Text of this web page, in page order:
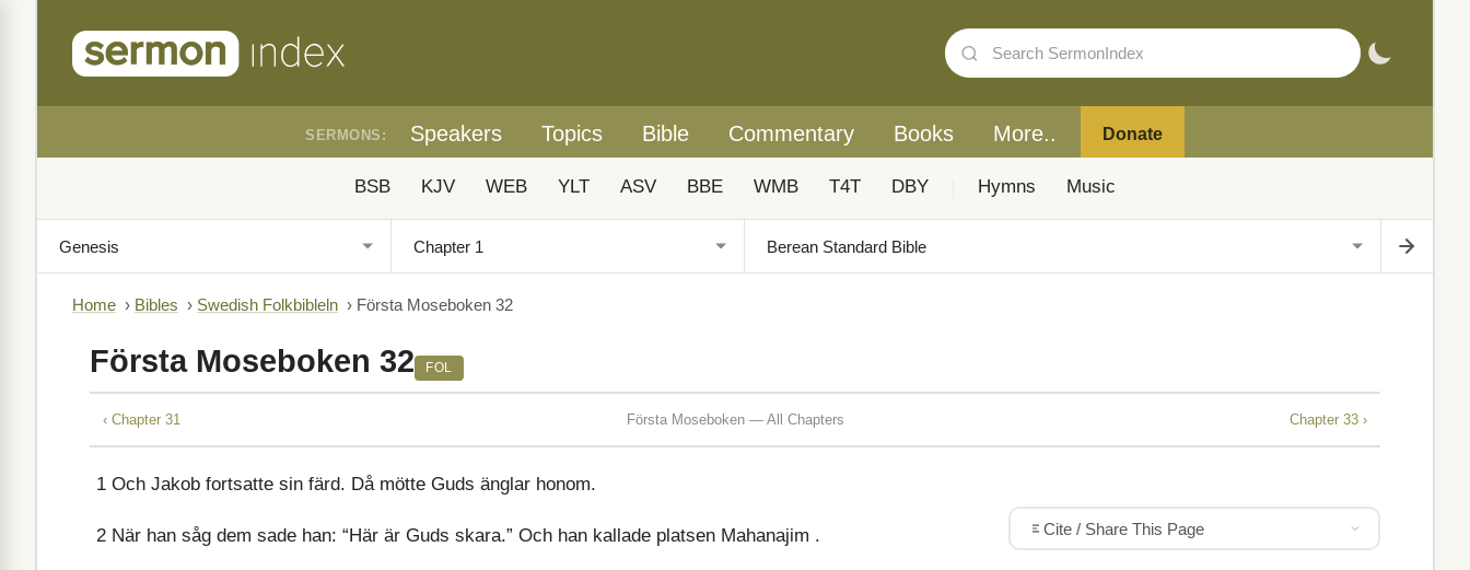
SERMONS: Speakers Topics Bible Commentary Books More.. Donate
BSB KJV WEB YLT ASV BBE WMB T4T DBY Hymns Music
Home › Bibles › Swedish Folkbibleln › Första Moseboken 32
Första Moseboken 32 FOL
‹ Chapter 31 Första Moseboken — All Chapters Chapter 33 ›
1 Och Jakob fortsatte sin färd. Då mötte Guds änglar honom.
2 När han såg dem sade han: “Här är Guds skara.” Och han kallade platsen Mahanajim . Cite / Share This Page